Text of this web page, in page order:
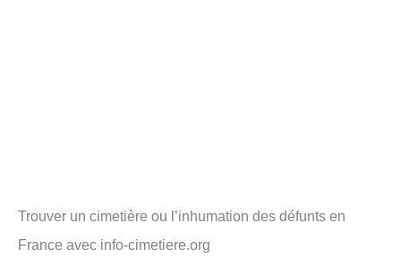
Trouver un cimetière ou l’inhumation des défunts en
France avec info-cimetiere.org